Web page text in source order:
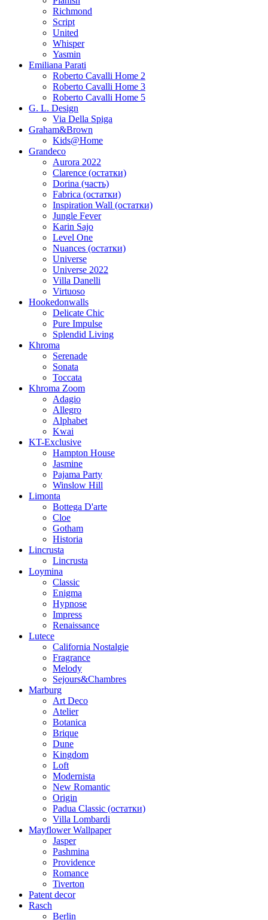
Richmond
Script
United
Whisper
Yasmin
Emiliana Parati
Roberto Cavalli Home 2
Roberto Cavalli Home 3
Roberto Cavalli Home 5
G. L. Design
Via Della Spiga
Graham&Brown
Kids@Home
Grandeco
Aurora 2022
Clarence (остатки)
Dorina (часть)
Fabrica (остатки)
Inspiration Wall (остатки)
Jungle Fever
Karin Sajo
Level One
Nuances (остатки)
Universe
Universe 2022
Villa Danelli
Virtuoso
Hookedonwalls
Delicate Chic
Pure Impulse
Splendid Living
Khroma
Serenade
Sonata
Toccata
Khroma Zoom
Adagio
Allegro
Alphabet
Kwai
KT-Exclusive
Hampton House
Jasmine
Pajama Party
Winslow Hill
Limonta
Bottega D'arte
Cloe
Gotham
Historia
Lincrusta
Lincrusta
Loymina
Classic
Enigma
Hypnose
Impress
Renaissance
Lutece
California Nostalgie
Fragrance
Melody
Sejours&Chambres
Marburg
Art Deco
Atelier
Botanica
Brique
Dune
Kingdom
Loft
Modernista
New Romantic
Origin
Padua Classic (остатки)
Villa Lombardi
Mayflower Wallpaper
Jasper
Pashmina
Providence
Romance
Tiverton
Patent decor
Rasch
Berlin